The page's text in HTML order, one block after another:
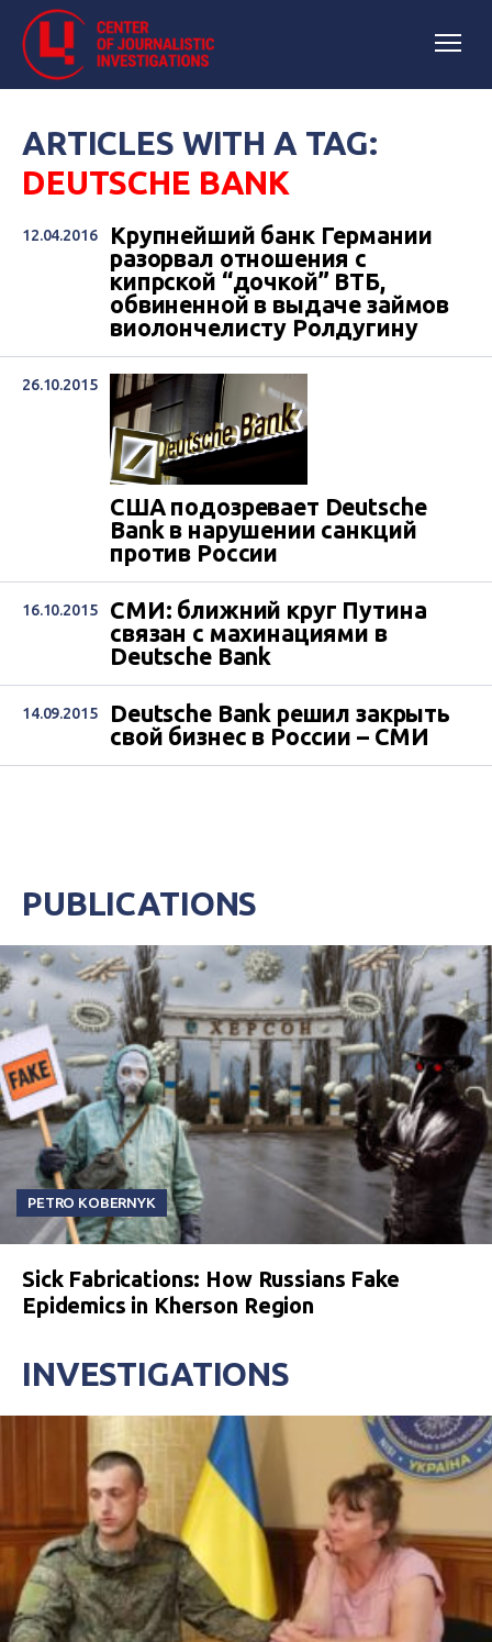
ARTICLES WITH A TAG:
DEUTSCHE BANK
12.04.2016
Крупнейший банк Германии
разорвал отношения с
кипрской “дочкой” BTБ,
обвиненной в выдаче займов
виолончелисту Ролдугину
26.10.2015
США подозревает Deutsche
Bank в нарушении санкций
против России
16.10.2015
СМИ: ближний круг Путина
связан с махинациями в
Deutsche Bank
14.09.2015
Deutsche Bank решил закрыть
свой бизнес в России – СМИ
PUBLICATIONS
PETRO KOBERNYK
Sick Fabrications: How Russians Fake
Epidemics in Kherson Region
INVESTIGATIONS